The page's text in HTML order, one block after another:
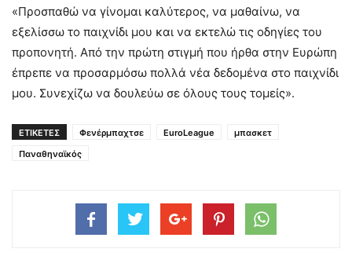
«Προσπαθώ να γίνομαι καλύτερος, να μαθαίνω, να
εξελίσσω το παιχνίδι μου και να εκτελώ τις οδηγίες του
προπονητή. Από την πρώτη στιγμή που ήρθα στην Ευρώπη
έπρεπε να προσαρμόσω πολλά νέα δεδομένα στο παιχνίδι
μου. Συνεχίζω να δουλεύω σε όλους τους τομείς».
ΕΤΙΚΕΤΕΣ Φενέρμπαχτσε EuroLeague
μπασκετ
Παναθηναϊκός